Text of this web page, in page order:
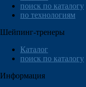
поиск по каталогу
по технологиям
Шейпинг-тренеры
Каталог
поиск по каталогу
Информация